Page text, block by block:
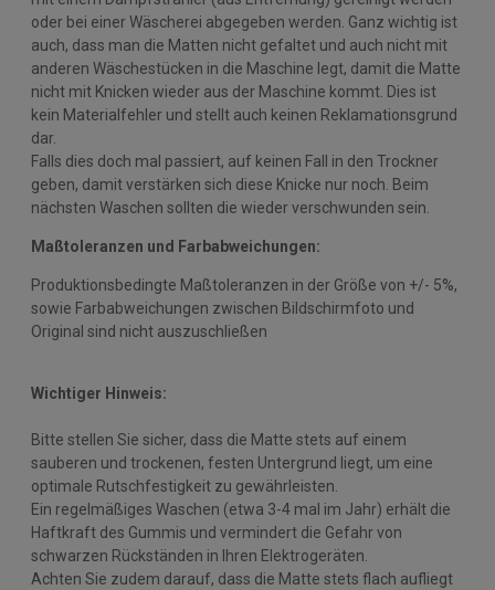
oder bei einer Wäscherei abgegeben werden. Ganz wichtig ist
auch, dass man die Matten nicht gefaltet und auch nicht mit
anderen Wäschestücken in die Maschine legt, damit die Matte
nicht mit Knicken wieder aus der Maschine kommt. Dies ist
kein Materialfehler und stellt auch keinen Reklamationsgrund
dar.
Falls dies doch mal passiert, auf keinen Fall in den Trockner
geben, damit verstärken sich diese Knicke nur noch. Beim
nächsten Waschen sollten die wieder verschwunden sein.
Maßtoleranzen und Farbabweichungen:
Produktionsbedingte Maßtoleranzen in der Größe von +/- 5%,
sowie Farbabweichungen zwischen Bildschirmfoto und
Original sind nicht auszuschließen
Wichtiger Hinweis:
Bitte stellen Sie sicher, dass die Matte stets auf einem
sauberen und trockenen, festen Untergrund liegt, um eine
optimale Rutschfestigkeit zu gewährleisten.
Ein regelmäßiges Waschen (etwa 3-4 mal im Jahr) erhält die
Haftkraft des Gummis und vermindert die Gefahr von
schwarzen Rückständen in Ihren Elektrogeräten.
Achten Sie zudem darauf, dass die Matte stets flach aufliegt